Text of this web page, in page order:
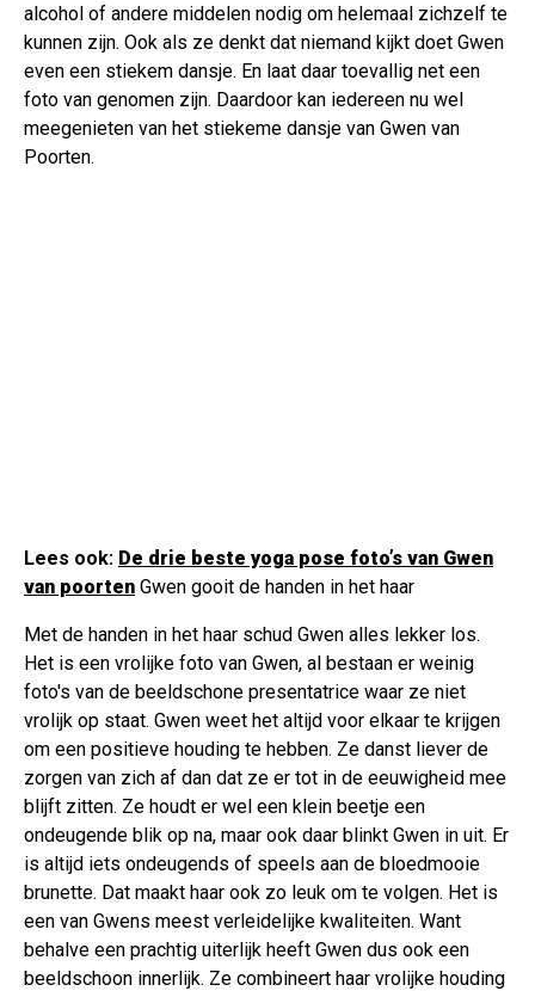
alcohol of andere middelen nodig om helemaal zichzelf te
kunnen zijn. Ook als ze denkt dat niemand kijkt doet Gwen
even een stiekem dansje. En laat daar toevallig net een
foto van genomen zijn. Daardoor kan iedereen nu wel
meegenieten van het stiekeme dansje van Gwen van
Poorten.
Lees ook: De drie beste yoga pose foto’s van Gwen
van poorten Gwen gooit de handen in het haar
Met de handen in het haar schud Gwen alles lekker los.
Het is een vrolijke foto van Gwen, al bestaan er weinig
foto's van de beeldschone presentatrice waar ze niet
vrolijk op staat. Gwen weet het altijd voor elkaar te krijgen
om een positieve houding te hebben. Ze danst liever de
zorgen van zich af dan dat ze er tot in de eeuwigheid mee
blijft zitten. Ze houdt er wel een klein beetje een
ondeugende blik op na, maar ook daar blinkt Gwen in uit. Er
is altijd iets ondeugends of speels aan de bloedmooie
brunette. Dat maakt haar ook zo leuk om te volgen. Het is
een van Gwens meest verleidelijke kwaliteiten. Want
behalve een prachtig uiterlijk heeft Gwen dus ook een
beeldschoon innerlijk. Ze combineert haar vrolijke houding